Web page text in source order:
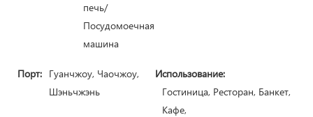
печь/
Посудомоечная
машина
Порт: Гуанчжоу, Чаочжоу,
Шэньчжэнь
Использование:
Гостиница, Ресторан, Банкет,
Кафе,